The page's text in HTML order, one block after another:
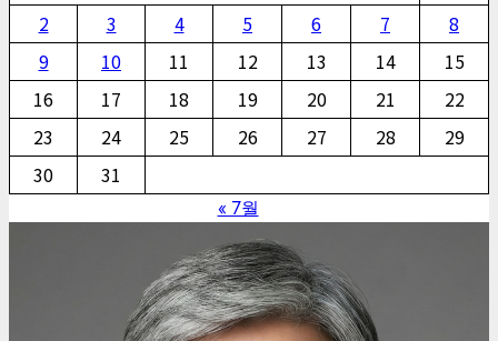
2
3 4 5 6 7
8
9
10 11 12 13 14
15
16
17 18 19 20 21
22
23
24 25 26 27 28
29
30
31
« 7월